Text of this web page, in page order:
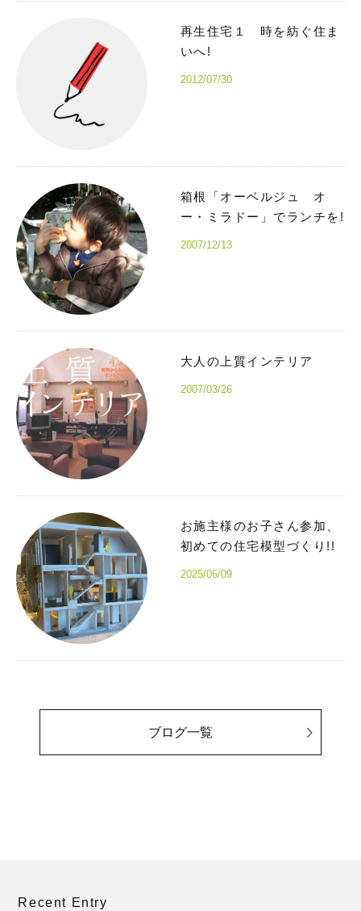
再生住宅１ 時を紡ぐ住ま
いへ!
2012/07/30
箱根「オーベルジュ オ
ー・ミラドー」でランチを!
2007/12/13
大人の上質インテリア
2007/03/26
お施主様のお子さん参加、
初めての住宅模型づくり!!
2025/06/09
ブログ一覧
Recent Entry